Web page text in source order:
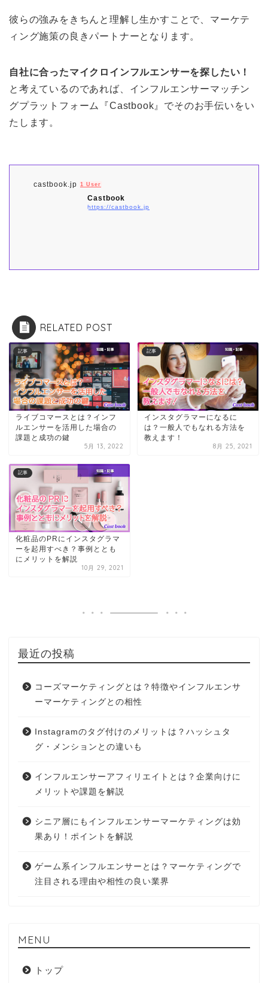
彼らの強みをきちんと理解し生かすことで、マーケテ
ィング施策の良きパートナーとなります。
自社に合ったマイクロインフルエンサーを探したい！
と考えているのであれば、インフルエンサーマッチン
グプラットフォーム『Castbook』でそのお手伝いをい
たします。
castbook.jp 1 User
Castbook
https://castbook.jp
RELATED POST
記事
ライブコマースとは？インフ
ルエンサーを活用した場合の
課題と成功の鍵
5月 13, 2022
記事
インスタグラマーになるに
は？一般人でもなれる方法を
教えます！
8月 25, 2021
記事
化粧品のPRにインスタグラマ
ーを起用すべき？事例ととも
にメリットを解説
10月 29, 2021
最近の投稿
コーズマーケティングとは？特徴やインフルエンサ
ーマーケティングとの相性
Instagramのタグ付けのメリットは？ハッシュタ
グ・メンションとの違いも
インフルエンサーアフィリエイトとは？企業向けに
メリットや課題を解説
シニア層にもインフルエンサーマーケティングは効
果あり！ポイントを解説
ゲーム系インフルエンサーとは？マーケティングで
注目される理由や相性の良い業界
MENU
トップ